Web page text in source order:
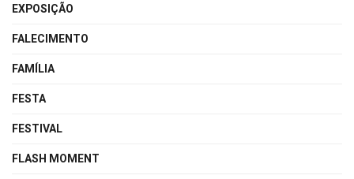
EXPOSIÇÃO
FALECIMENTO
FAMÍLIA
FESTA
FESTIVAL
FLASH MOMENT